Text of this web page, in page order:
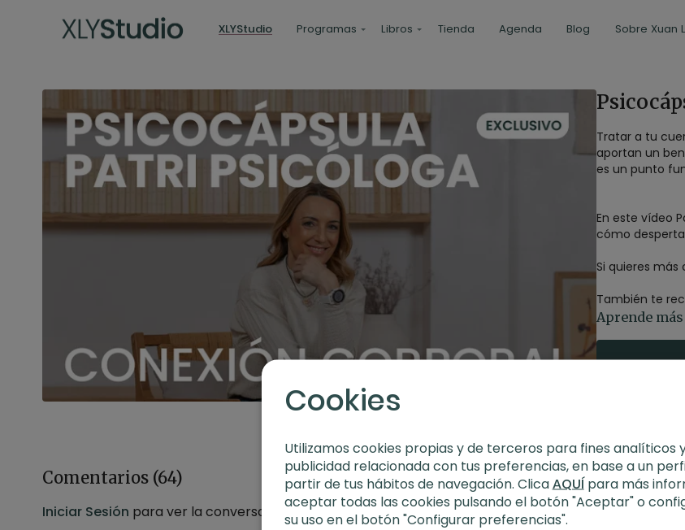
XLYStudio Programas Libros Tienda Agenda Blog Sobre Xuan
Tratar a tu
aportan un
es un punto
En este vídeo
cómo
Si quieres más
También te
conseguirlo.
Aprende más
Comentarios (64)
Iniciar Sesión para ver la conversación
Cookies
Utilizamos cookies propias y de terceros para fines analíticos
publicidad relacionada con tus preferencias, en base a un
partir de tus hábitos de navegación. ClicaAQUÍpara más
aceptar todas las cookies pulsando el botón "Aceptar" o
su uso en el botón "Configurar preferencias".